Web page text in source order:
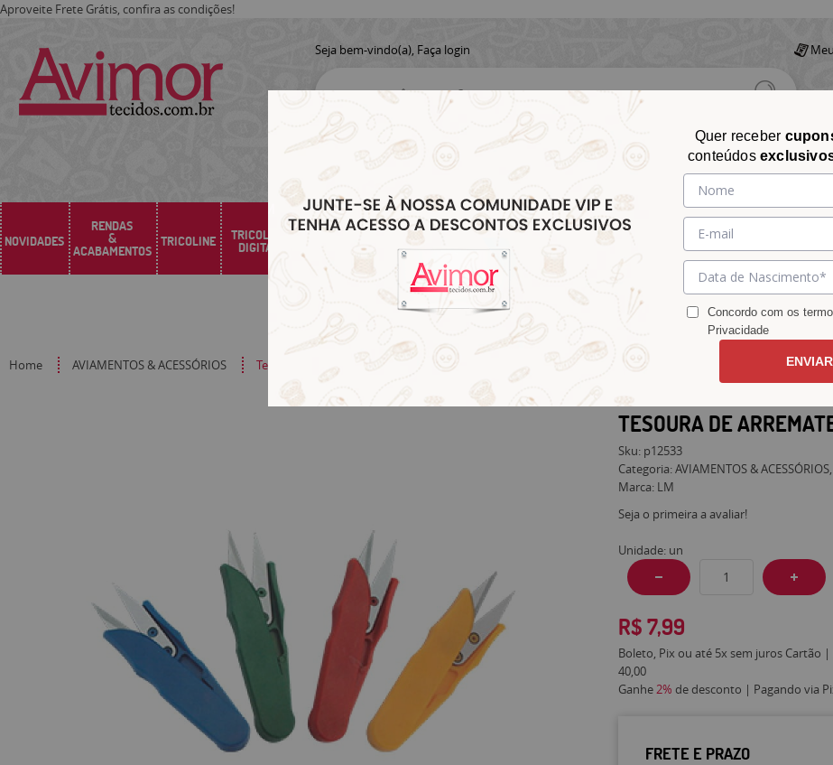
Aproveite Frete Grátis, confira as condições!
Seja bem-vindo(a), Faça login
NOVIDADES
RENDAS
&
ACABAMENTOS
TRICOLINE TRICOLINE
DIGITAL
CHITA
CHITÃO
CROCHÊ
TRICÔ
TECIDOS E
MALHAS MATELASSÊ
AVIAMENTOS
ACESSÓRIOS DECORAÇÃO
Home AVIAMENTOS & ACESSÓRIOS Tesoura de Arremate (coloridos) p12533
TESOURA DE
Sku: p12533
Categoria:AVIAMENTOS & ACESSÓRIOS
Marca: LM
Seja o primeira a avaliar!
Unidade: un
R$ 7,99
Boleto, Pix ou até 5x sem juros Cartão
40,00
Ganhe2% de desconto | Pagando via
FRETE E PRAZO
Quer receber
conteúdos
Concordo com os
Privacidade
ENVIAR